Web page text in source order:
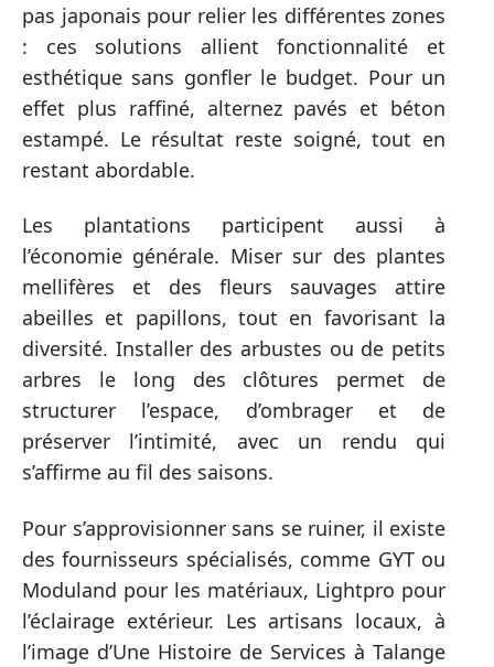
pas japonais pour relier les différentes zones
: ces solutions allient fonctionnalité et
esthétique sans gonfler le budget. Pour un
effet plus raffiné, alternez pavés et béton
estampé. Le résultat reste soigné, tout en
restant abordable.
Les plantations participent aussi à
l’économie générale. Miser sur des plantes
mellifères et des fleurs sauvages attire
abeilles et papillons, tout en favorisant la
diversité. Installer des arbustes ou de petits
arbres le long des clôtures permet de
structurer l’espace, d’ombrager et de
préserver l’intimité, avec un rendu qui
s’affirme au fil des saisons.
Pour s’approvisionner sans se ruiner, il existe
des fournisseurs spécialisés, comme GYT ou
Moduland pour les matériaux, Lightpro pour
l’éclairage extérieur. Les artisans locaux, à
l’image d’Une Histoire de Services à Talange